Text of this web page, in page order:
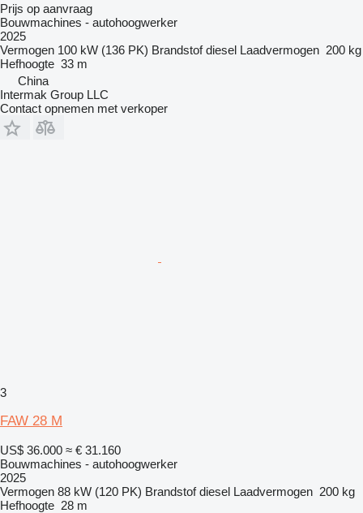
Prijs op aanvraag
Bouwmachines - autohoogwerker
2025
Vermogen 100 kW (136 PK) Brandstof diesel Laadvermogen 200 kg
Hefhoogte 33 m
China
Intermak Group LLC
Contact opnemen met verkoper
3
FAW 28 M
US$ 36.000 ≈ € 31.160
Bouwmachines - autohoogwerker
2025
Vermogen 88 kW (120 PK) Brandstof diesel Laadvermogen 200 kg
Hefhoogte 28 m